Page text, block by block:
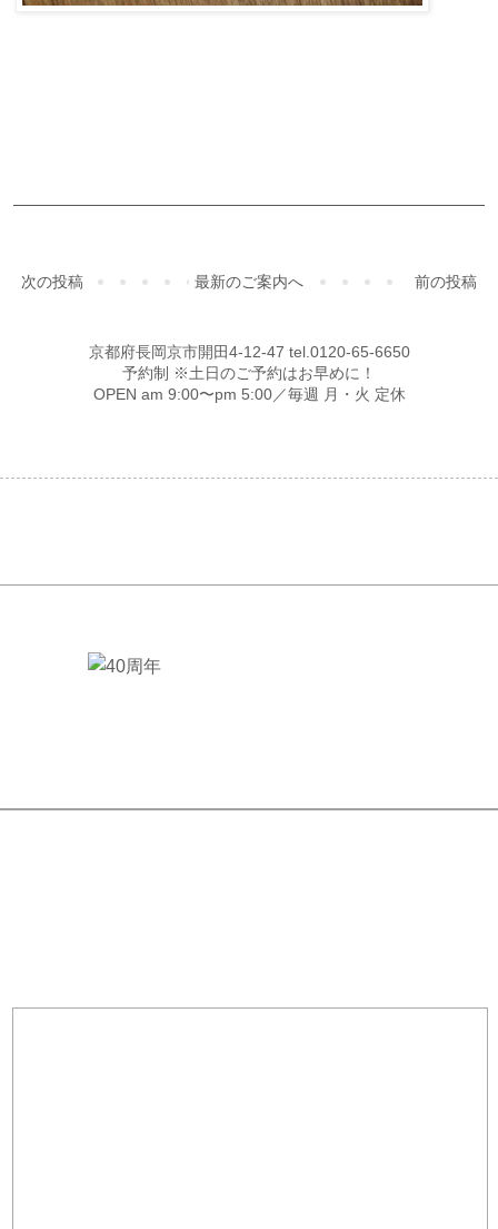
次の投稿 前の投稿
最新のご案内へ
京都府長岡京市開田4-12-47 tel.0120-65-6650
予約制 ※土日のご予約はお早めに！
OPEN am 9:00〜pm 5:00／毎週 月・火 定休